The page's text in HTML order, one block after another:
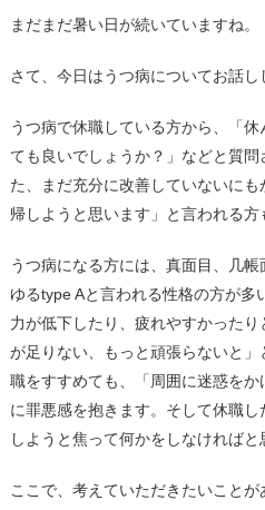
まだまだ暑い日が続いていますね。
さて、今日はうつ病についてお話し
うつ病で休職している方から、「
ても良いでしょうか？」などと質
た、まだ充分に改善していないに
帰しようと思います」と言われる方
うつ病になる方には、真面目、几
ゆるtype Aと言われる性格の方が多
力が低下したり、疲れやすかった
が足りない、もっと頑張らないと
職をすすめても、「周囲に迷惑を
に罪悪感を抱きます。そして休職
しようと焦って何かをしなければと
ここで、考えていただきたいことが